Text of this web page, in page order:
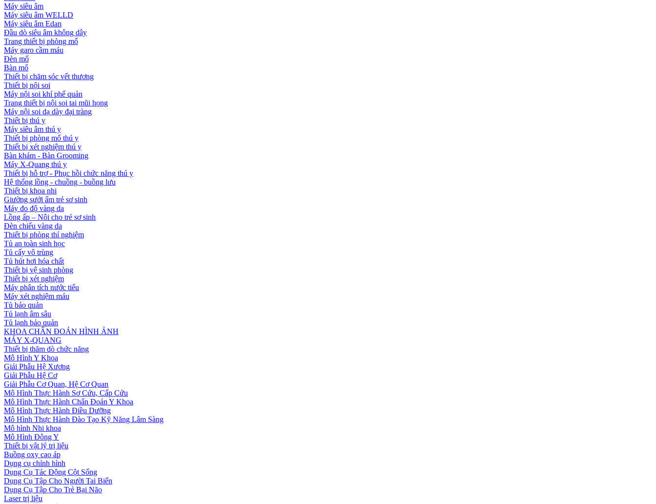
Máy siêu âm
Máy siêu âm WELLD
Máy siêu âm Edan
Đầu dò siêu âm không dây
Trang thiết bị phòng mổ
Máy garo cầm máu
Đèn mổ
Bàn mổ
Thiết bị chăm sóc vết thương
Thiết bị nội soi
Máy nội soi khí phế quản
Trang thiết bị nội soi tai mũi họng
Máy nội soi dạ dày đại tràng
Thiết bị thú y
Máy siêu âm thú y
Thiết bị phòng mổ thú y
Thiết bị xét nghiệm thú y
Bàn khám - Bàn Grooming
Máy X-Quang thú y
Thiết bị hỗ trợ - Phục hồi chức năng thú y
Hệ thống lồng - chuồng - buồng lưu
Thiết bị khoa nhi
Giường sưởi ấm trẻ sơ sinh
Máy đo độ vàng da
Lồng ấp – Nôi cho trẻ sơ sinh
Đèn chiếu vàng da
Thiết bị phòng thí nghiệm
Tủ an toàn sinh học
Tủ cấy vô trùng
Tủ hút hơi hóa chất
Thiết bị vệ sinh phòng
Thiết bị xét nghiệm
Máy phân tích nước tiểu
Máy xét nghiệm máu
Tủ bảo quản
Tủ lạnh âm sâu
Tủ lạnh bảo quản
KHOA CHẨN ĐOÁN HÌNH ẢNH
MÁY X-QUANG
Thiết bị thăm dò chức năng
Mô Hình Y Khoa
Giải Phẫu Hệ Xương
Giải Phẫu Hệ Cơ
Giải Phẫu Cơ Quan, Hệ Cơ Quan
Mô Hình Thực Hành Sơ Cứu, Cấp Cứu
Mô Hình Thực Hành Chẩn Đoán Y Khoa
Mô Hình Thực Hành Điều Dưỡng
Mô Hình Thực Hành Đào Tạo Kỹ Năng Lâm Sàng
Mô hình Nhi khoa
Mô Hình Đông Y
Thiết bị vật lý trị liệu
Buồng oxy cao áp
Dụng cụ chỉnh hình
Dụng Cụ Tác Động Cột Sống
Dụng Cụ Tập Cho Người Tai Biến
Dụng Cụ Tập Cho Trẻ Bại Não
Laser trị liệu